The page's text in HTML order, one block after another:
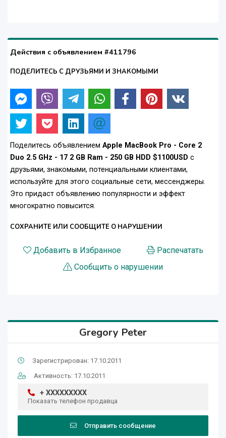
Действия с объявлением #411796
ПОДЕЛИТЕСЬ С ДРУЗЬЯМИ И ЗНАКОМЫМИ
Поделитесь объявлением Apple MacBook Pro - Core 2
Duo 2.5 GHz - 17 2 GB Ram - 250 GB HDD $1100USD с
друзьями, знакомыми, потенциальными клиентами,
используйте для этого социальные сети, мессенджеры.
Это придаст объявлению популярности и эффект
многократно повысится.
СОХРАНИТЕ ИЛИ СООБЩИТЕ О НАРУШЕНИИ
Добавить в Избранное
Распечатать
Сообщить о нарушении
Gregory Peter
Зарегистрирован: 17.10.2011
Активность: 17.10.2011
+ XXXXXXXXX
Показать телефон продавца
Отправить сообщение